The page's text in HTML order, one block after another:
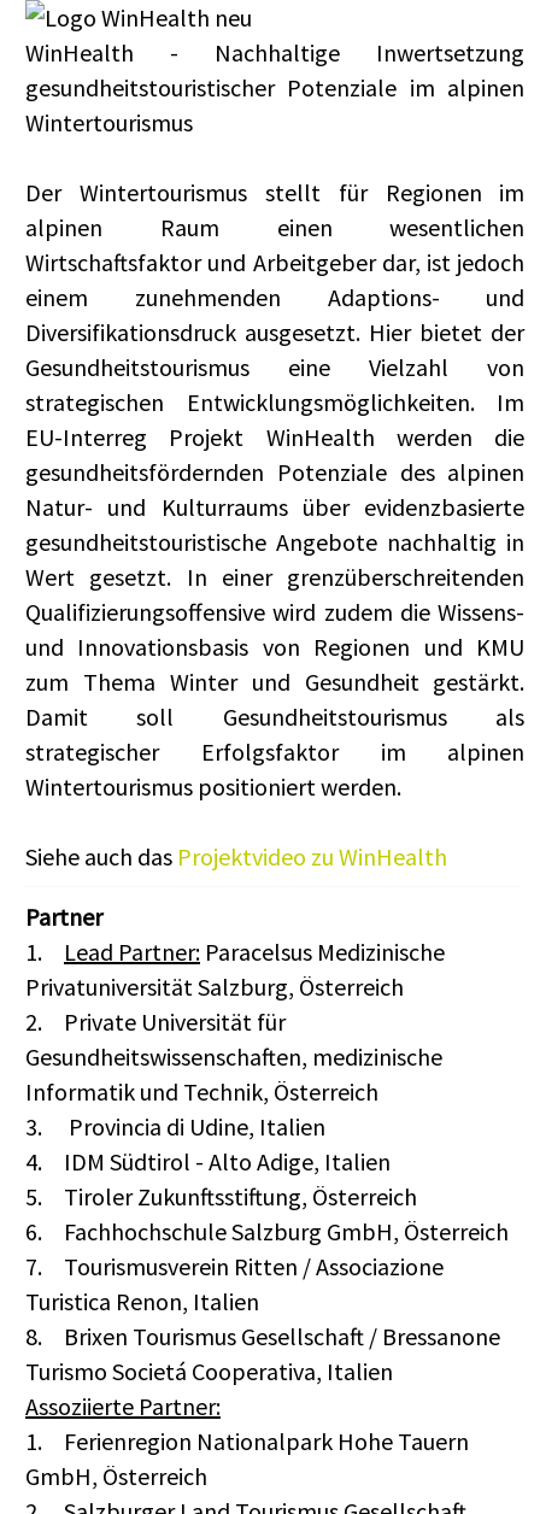
WinHealth - Nachhaltige Inwertsetzung
gesundheitstouristischer Potenziale im alpinen
Wintertourismus
Der Wintertourismus stellt für Regionen im
alpinen Raum einen wesentlichen
Wirtschaftsfaktor und Arbeitgeber dar, ist jedoch
einem zunehmenden Adaptions- und
Diversifikationsdruck ausgesetzt. Hier bietet der
Gesundheitstourismus eine Vielzahl von
strategischen Entwicklungsmöglichkeiten. Im
EU-Interreg Projekt WinHealth werden die
gesundheitsfördernden Potenziale des alpinen
Natur- und Kulturraums über evidenzbasierte
gesundheitstouristische Angebote nachhaltig in
Wert gesetzt. In einer grenzüberschreitenden
Qualifizierungsoffensive wird zudem die Wissens-
und Innovationsbasis von Regionen und KMU
zum Thema Winter und Gesundheit gestärkt.
Damit soll Gesundheitstourismus als
strategischer Erfolgsfaktor im alpinen
Wintertourismus positioniert werden.
Siehe auch das Projektvideo zu WinHealth
Partner
1.
Lead Partner: Paracelsus Medizinische
Privatuniversität Salzburg, Österreich
2.
Private Universität für
Gesundheitswissenschaften, medizinische
Informatik und Technik, Österreich
3.
Provincia di Udine, Italien
4.
IDM Südtirol - Alto Adige, Italien
5.
Tiroler Zukunftsstiftung, Österreich
6.
Fachhochschule Salzburg GmbH, Österreich
7.
Tourismusverein Ritten / Associazione
Turistica Renon, Italien
8.
Brixen Tourismus Gesellschaft / Bressanone
Turismo Societá Cooperativa, Italien
Assoziierte Partner:
1.
Ferienregion Nationalpark Hohe Tauern
GmbH, Österreich